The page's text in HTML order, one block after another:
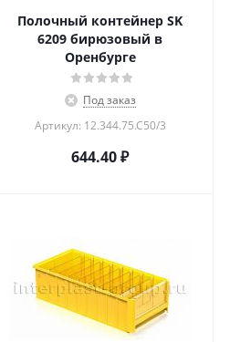
Полочный контейнер SK
6209 бирюзовый в
Оренбурге
Под заказ
Артикул: 12.344.75.С50/3
644.40₽